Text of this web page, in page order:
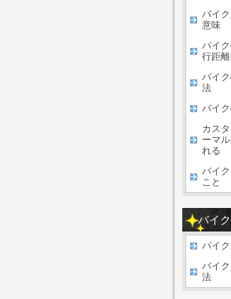
バイ
意味
バイ
行距離
バイ
法
バイ
カス
ーマ
れる
バイ
こと
バイ
バイ
バイ
法